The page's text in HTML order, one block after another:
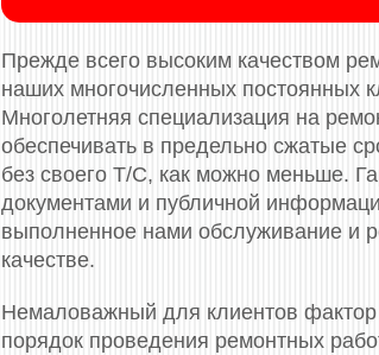
Прежде всего высоким качеством
наших многочисленных постоянных
Многолетняя специализация на
обеспечивать в предельно сжатые
без своего Т/С, как можно меньше.
документами и публичной
выполненное нами обслуживание и
качестве.
Немаловажный для клиентов
порядок проведения ремонтных